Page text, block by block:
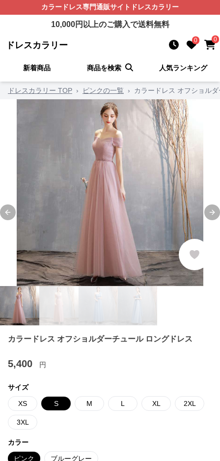
カラードレス専門通販サイト ドレスカラリー
10,000円以上のご購入で送料無料
ドレスカラリー 0 0
新着商品 商品を検索 人気ランキング
ドレスカラリー TOP › ピンクの一覧 › カラードレス オフショル
Previous slide
カラードレス オフショルダーチュール ロングドレス
5,400 円
サイズ
XS S M L XL 2XL
3XL
カラー
ピンク ブルーグレー